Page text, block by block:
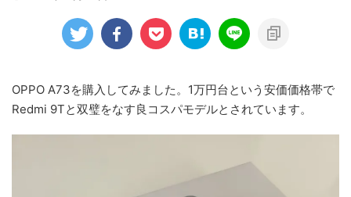
OPPO A73を購入してみました。1万円台という安価価格帯で
Redmi 9Tと双璧をなす良コスパモデルとされています。